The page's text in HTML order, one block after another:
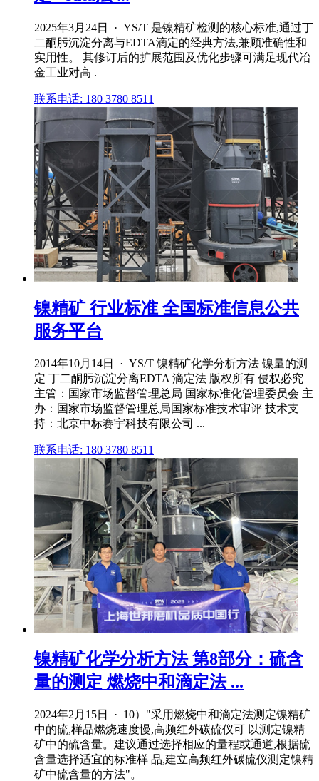
2025年3月24日 · YS/T 是镍精矿检测的核心标准,通过丁
二酮肟沉淀分离与EDTA滴定的经典方法,兼顾准确性和
实用性。 其修订后的扩展范围及优化步骤可满足现代冶
金工业对高 .
联系电话: 180 3780 8511
镍精矿 行业标准 全国标准信息公共
服务平台
2014年10月14日 · YS/T 镍精矿化学分析方法 镍量的测
定 丁二酮肟沉淀分离EDTA 滴定法 版权所有 侵权必究
主管：国家市场监督管理总局 国家标准化管理委员会 主
办：国家市场监督管理总局国家标准技术审评 技术支
持：北京中标赛宇科技有限公司 ...
联系电话: 180 3780 8511
镍精矿化学分析方法 第8部分：硫含
量的测定 燃烧中和滴定法 ...
2024年2月15日 · 10）"采用燃烧中和滴定法测定镍精矿
中的硫,样品燃烧速度慢,高频红外碳硫仪可 以测定镍精
矿中的硫含量。建议通过选择相应的量程或通道,根据硫
含量选择适宜的标准样 品,建立高频红外碳硫仪测定镍精
矿中硫含量的方法"。